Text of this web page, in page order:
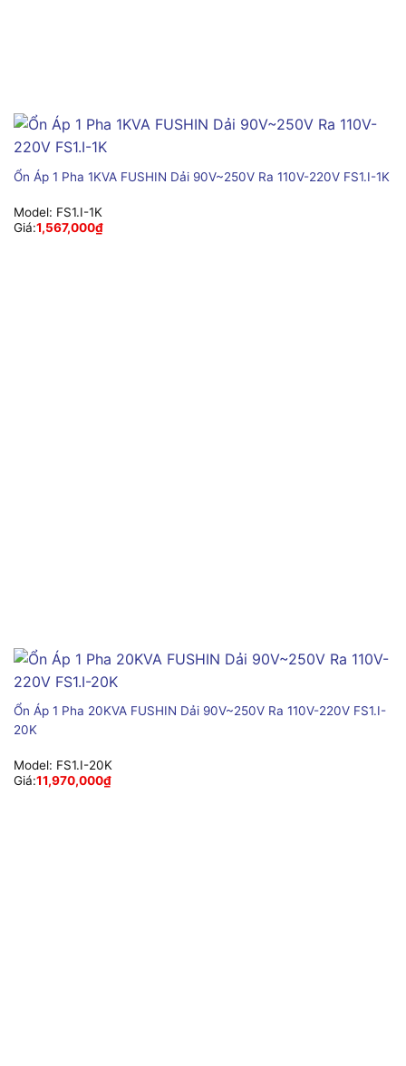
Ổn Áp 1 Pha 1KVA FUSHIN Dải 90V~250V Ra 110V-220V FS1.I-1K
Model: FS1.I-1K
Giá:1,567,000₫
Ổn Áp 1 Pha 20KVA FUSHIN Dải 90V~250V Ra 110V-220V FS1.I-
20K
Model: FS1.I-20K
Giá:11,970,000₫